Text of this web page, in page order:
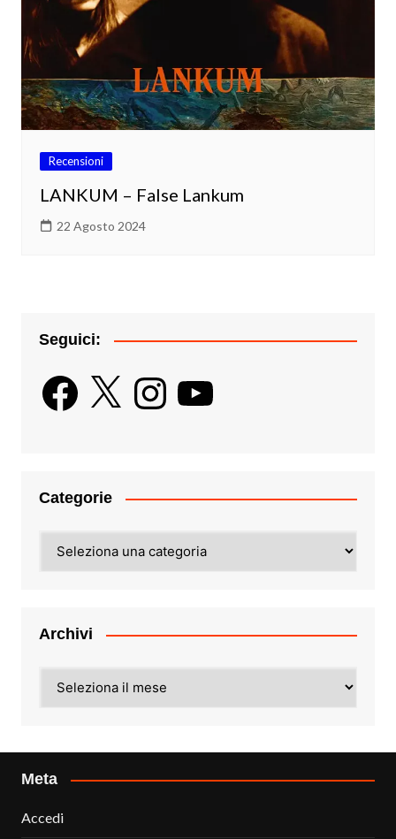
Recensioni
LANKUM – False Lankum
22 Agosto 2024
Seguici:
Facebook
X InstagramYouTube
Categorie
Archivi
Meta
Accedi